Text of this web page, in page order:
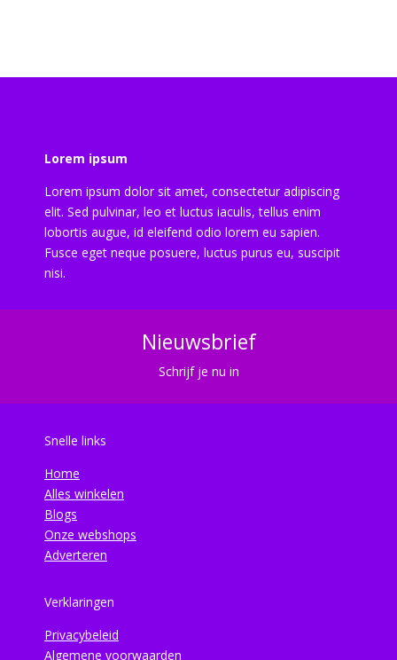
Lorem ipsum
Lorem ipsum dolor sit amet, consectetur adipiscing
elit. Sed pulvinar, leo et luctus iaculis, tellus enim
lobortis augue, id eleifend odio lorem eu sapien.
Fusce eget neque posuere, luctus purus eu, suscipit
nisi.
Nieuwsbrief
Schrijf je nu in
Snelle links
Home
Alles winkelen
Blogs
Onze webshops
Adverteren
Verklaringen
Privacybeleid
Algemene voorwaarden